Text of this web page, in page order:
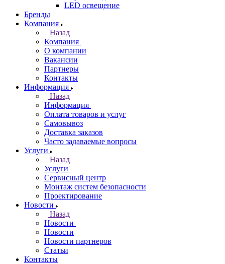
LED освещение
Бренды
Компания
Назад
Компания
О компании
Вакансии
Партнеры
Контакты
Информация
Назад
Информация
Оплата товаров и услуг
Самовывоз
Доставка заказов
Часто задаваемые вопросы
Услуги
Назад
Услуги
Сервисный центр
Монтаж систем безопасности
Проектирование
Новости
Назад
Новости
Новости
Новости партнеров
Статьи
Контакты